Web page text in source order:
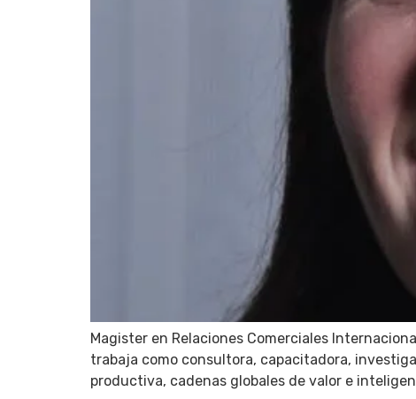
Magister en Relaciones Comerciales
trabaja como consultora, capacitadora,
productiva, cadenas globales de valor e